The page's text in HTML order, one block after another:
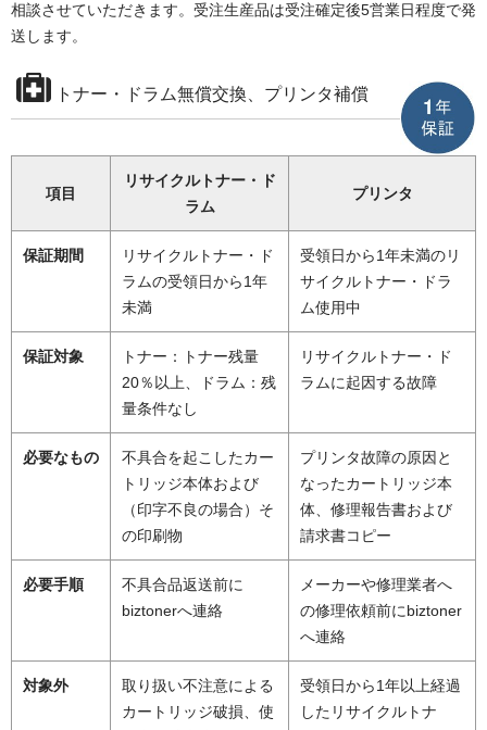
相談させていただきます。受注生産品は受注確定後5営業日程度で発
送します。
トナー・ドラム無償交換、プリンタ補償
項目
リサイクルトナー・ド
ラム
プリンタ
保証期間
リサイクルトナー・ド
ラムの受領日から1年
未満
受領日から1年未満のリ
サイクルトナー・ドラ
ム使用中
保証対象
トナー：トナー残量
20％以上、ドラム：残
量条件なし
リサイクルトナー・ド
ラムに起因する故障
必要なもの
不具合を起こしたカー
トリッジ本体および
（印字不良の場合）そ
の印刷物
プリンタ故障の原因と
なったカートリッジ本
体、修理報告書および
請求書コピー
必要手順
不具合品返送前に
biztonerへ連絡
メーカーや修理業者へ
の修理依頼前にbiztoner
へ連絡
対象外
取り扱い不注意による
カートリッジ破損、使
受領日から1年以上経過
したリサイクルトナ